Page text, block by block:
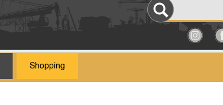
Shopping